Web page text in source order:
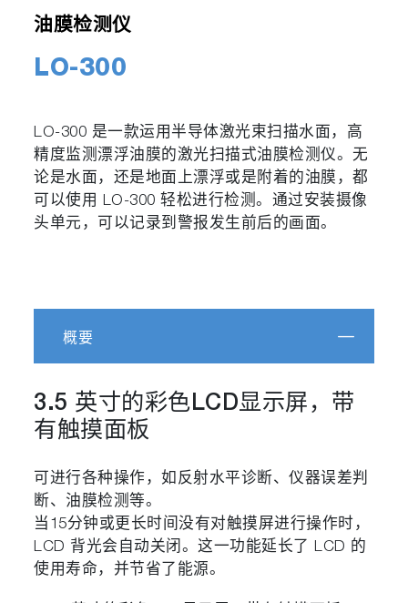
油膜检测仪
LO-300
LO-300 是一款运用半导体激光束扫描水面，高
精度监测漂浮油膜的激光扫描式油膜检测仪。无
论是水面，还是地面上漂浮或是附着的油膜，都
可以使用 LO-300 轻松进行检测。通过安装摄像
头单元，可以记录到警报发生前后的画面。
概要
3.5 英寸的彩色LCD显示屏，带
有触摸面板
可进行各种操作，如反射水平诊断、仪器误差判
断、油膜检测等。
当15分钟或更长时间没有对触摸屏进行操作时，
LCD 背光会自动关闭。这一功能延长了 LCD 的
使用寿命，并节省了能源。